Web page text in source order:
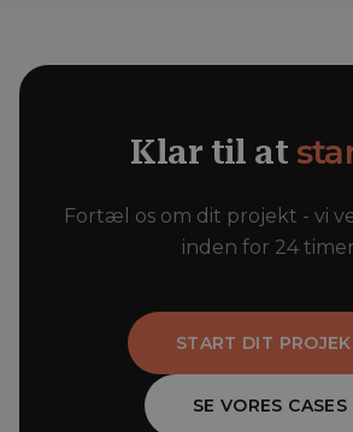
Klar til at
Fortæl os om dit projekt - vi
inden for 24
START DIT
SE VORES CASES